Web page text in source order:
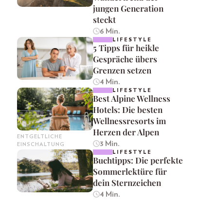
jungen Generation
steckt
6 Min.
LIFESTYLE
5 Tipps für heikle
Gespräche übers
Grenzen setzen
4 Min.
ENTGELTLICHE
EINSCHALTUNG
LIFESTYLE
Best Alpine Wellness
Hotels: Die besten
Wellnessresorts im
Herzen der Alpen
3 Min.
LIFESTYLE
Buchtipps: Die perfekte
Sommerlektüre für
dein Sternzeichen
4 Min.